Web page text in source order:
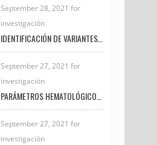
September 28, 2021 for
investigación
September 27, 2021 for
investigación
September 27, 2021 for
investigación